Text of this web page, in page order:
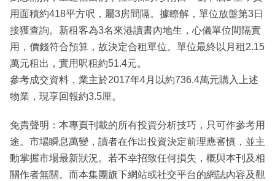
用面積約418平方呎，屬3房間隔。據瞭解，單位放盤第3日
接獲查詢。新租客為3名來港讀書內地生，心儀單位間隔實
用，價錢符合預算，故決定合租單位。單位最終以月租2.15
萬元租出，實用呎租約51.4元。
參考成交資料，業主於2017年4月以約736.4萬元購入上述
物業，現享回報約3.5厘。
免責聲明：本專頁刊載的所有投資分析技巧，只可作參考用
途。市場瞬息萬變，讀者在作出投資決定前理應審慎，並主
動掌握市場最新狀況。若不幸招致任何損失，概與本刊及相
關作者無關。而本集團旗下網站或社交平台的網誌內容及觀